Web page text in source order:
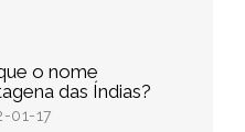
o nome
das Índias?
01-17